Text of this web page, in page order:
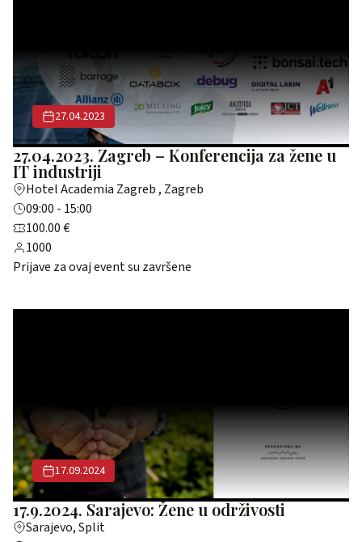
27.04.2023
27.04.2023. Zagreb – Konferencija za žene u
IT industriji
Hotel Academia Zagreb , Zagreb
09:00 - 15:00
100.00 €
1000
Prijave za ovaj event su završene
17.09.2024
17.9.2024. Sarajevo: Žene u održivosti
Sarajevo, Split